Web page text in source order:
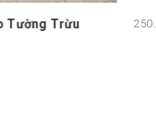
250.000₫